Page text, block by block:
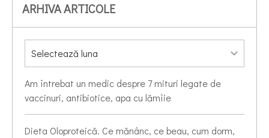
ARHIVA ARTICOLE
Am întrebat un medic despre 7 mituri legate de
vaccinuri, antibiotice, apa cu lămîie
Dieta Oloproteică. Ce mănânc, ce beau, cum dorm,